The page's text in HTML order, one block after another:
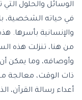
الوسائل والحلول
في حياته الشخصية،
والإنسانية بأسرها.
من هنا، تنزلت هذه
وأوصافه، وما يمكن
ذات الوقت، معالجة
أعداء رسالة القرآن،